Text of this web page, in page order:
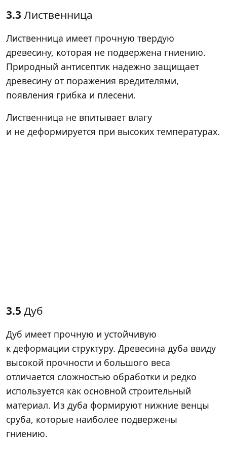
3.3 Лиственница
Лиственница имеет прочную твердую
древесину, которая не подвержена гниению.
Природный антисептик надежно защищает
древесину от поражения вредителями,
появления грибка и плесени.
Лиственница не впитывает влагу
и не деформируется при высоких температурах.
3.5 Дуб
Дуб имеет прочную и устойчивую
к деформации структуру. Древесина дуба ввиду
высокой прочности и большого веса
отличается сложностью обработки и редко
используется как основной строительный
материал. Из дуба формируют нижние венцы
сруба, которые наиболее подвержены
гниению.